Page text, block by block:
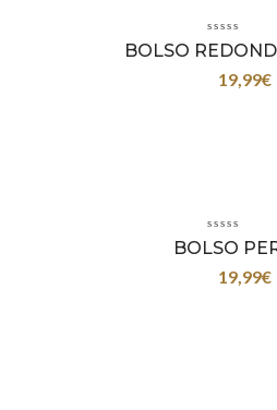
BOLSO
19,99€
BOLSO
19,99€